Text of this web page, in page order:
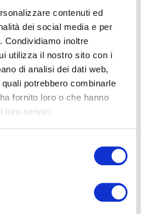
contenuti ed
dei social media e per
Condividiamo inoltre
utilizza il nostro sito con i
di analisi dei dati web,
potrebbero combinarle
fornito loro o che hanno
loro servizi.
ANCORA
logistica nella città di
[…]
#SO.DE #LOGISTICA
URBICO
CARGO
L’ultimo